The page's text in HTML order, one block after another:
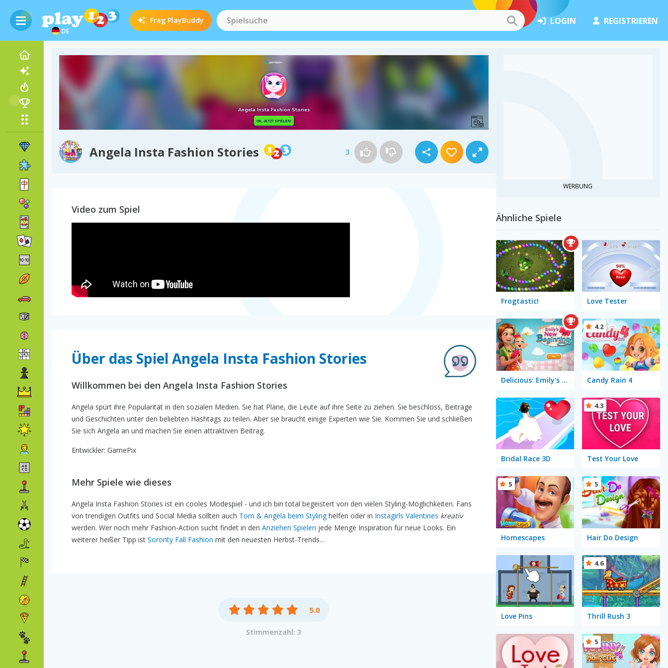
DE
Frag PlayBuddy LOGIN REGISTRIEREN
Angela Insta Fashion Stories 3
Video zum Spiel
Über das Spiel Angela Insta Fashion Stories
Willkommen bei den Angela Insta Fashion Stories
Angela spürt ihre Popularität in den sozialen Medien. Sie hat Pläne, die Leute auf ihre Seite zu ziehen. Sie beschloss, Beiträge
und Geschichten unter den beliebten Hashtags zu teilen. Aber sie braucht einige Experten wie Sie. Kommen Sie und schließen
Sie sich Angela an und machen Sie einen attraktiven Beitrag.
Entwickler: GamePix
Mehr Spiele wie dieses
Angela Insta Fashion Stories ist ein cooles Modespiel - und ich bin total begeistert von den vielen Styling-Möglichkeiten. Fans
von trendigen Outfits und Social Media sollten auch Tom & Angela beim Stylinghelfen oder in Instagirls Valentines kreativ
werden. Wer noch mehr Fashion-Action sucht findet in den Anziehen Spielen jede Menge Inspiration für neue Looks. Ein
weiterer heißer Tipp ist Sorority Fall Fashion mit den neuesten Herbst-Trends...
5.0
Stimmenzahl: 3
WERBUNG
Ähnliche Spiele
Frogtastic! Love Tester
Delicious: Emily's New Beginning Candy Rain 4
4.2
Bridal Race 3D Test Your Love
4.3
Homescapes
5
Hair Do Design
5
Love Pins Thrill Rush 3
4.6
5